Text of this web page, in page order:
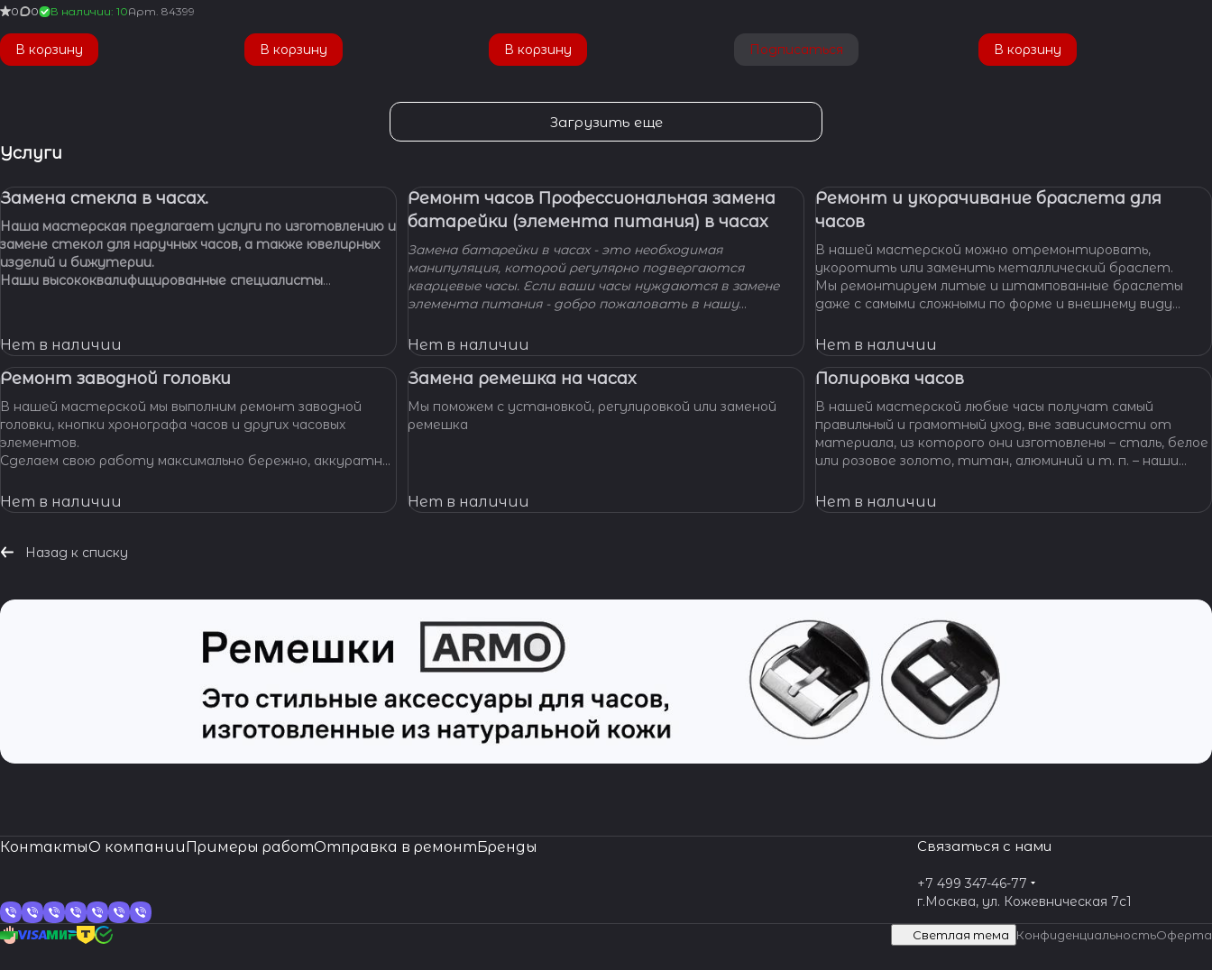
0 0 В наличии: 10Арт. 84399
В корзину В корзину В корзину Подписаться В корзину
Загрузить еще
Услуги
Замена стекла в часах.
Наша мастерская предлагает услуги по изготовлению и
замене стекол для наручных часов, а также ювелирных
изделий и бижутерии.
Наши высококвалифицированные специалисты
Нет в наличии
Ремонт часов Профессиональная замена
батарейки (элемента питания) в часах
Замена батарейки в часах - это необходимая
манипуляция, которой регулярно подвергаются
кварцевые часы. Если ваши часы нуждаются в замене
элемента питания - добро пожаловать в нашу
вам решить вашу проблему и произведут замену
батарейки профессионально, быстро, качественно и по
доступной цене.
Нет в наличии
Ремонт и укорачивание браслета для
часов
В нашей мастерской можно отремонтировать,
укоротить или заменить металлический браслет.
Мы ремонтируем литые и штампованные браслеты
даже с самыми сложными по форме и внешнему виду
Нет в наличии
Ремонт заводной головки
В нашей мастерской мы выполним ремонт заводной
головки, кнопки хронографа часов и других часовых
элементов.
Сделаем свою работу максимально бережно, аккуратно
часов.
Нет в наличии
Замена ремешка на часах
Мы поможем с установкой, регулировкой или заменой
ремешка
Нет в наличии
Полировка часов
В нашей мастерской любые часы получат самый
правильный и грамотный уход, вне зависимости от
материала, из которого они изготовлены – сталь, белое
или розовое золото, титан, алюминий и т. п. – наши
материал.
Нет в наличии
Назад к списку
КонтактыО компанииПримеры работОтправка в ремонтБренды Связаться с нами
+7 499 347-46-77
г.Москва, ул. Кожевническая 7c1
Светлая тема КонфиденциальностьОферта